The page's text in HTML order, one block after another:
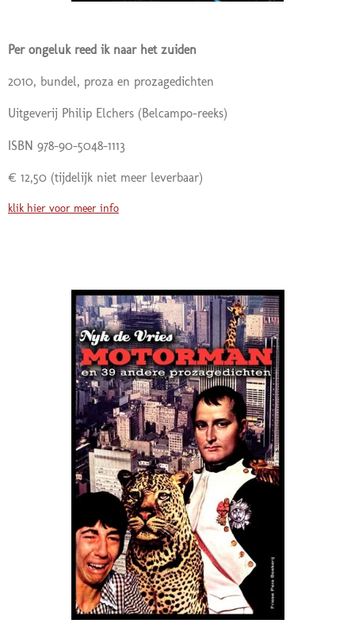
Per ongeluk reed ik naar het zuiden
2010, bundel, proza en prozagedichten
Uitgeverij Philip Elchers (Belcampo-reeks)
ISBN 978-90-5048-1113
€ 12,50 (tijdelijk niet meer leverbaar)
klik hier voor meer info